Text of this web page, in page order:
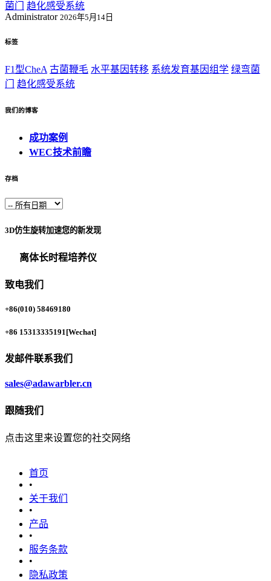
菌门
趋化感受系统
Administrator 2026年5月14日
标签
F1型CheA 古菌鞭毛 水平基因转移 系统发育基因组学 绿弯菌
门
趋化感受系统
我们的博客
成功案例
WEC技术前瞻
存档
3D仿生旋转加速您的新发现
离体长时程培养仪
致电我们
+86(010) 58469180
+86 15313335191[Wechat]
发邮件联系我们
sales@adawarbler.cn
跟随我们
点击这里来设置您的社交网络
首页
•
关于我们
•
产品
•
‎服务条款‎
•
隐私政策